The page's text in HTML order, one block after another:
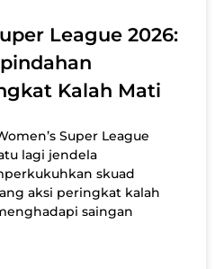
League 2026:
Kalah Mati
Super League
lagi jendela
skuad
aksi peringkat kalah
saingan